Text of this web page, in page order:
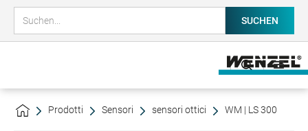
Prodotti Sensori sensori ottici WM | LS 300